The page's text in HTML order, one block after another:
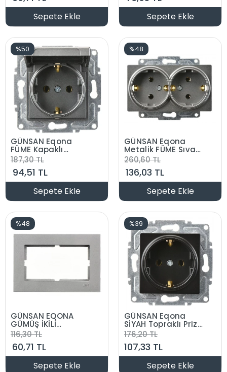
Sepete Ekle Sepete Ekle
%50
GÜNSAN Eqona
FÜME Kapaklı
Topraklı Priz
Düğme+Mekanizma
187,30 TL
94,51 TL
Sepete Ekle
%48
GÜNSAN Eqona
Metalik FÜME Sıva
Altı İkili Topraklı
Priz Düğme +
Mekanizma
260,60 TL
136,03 TL
Sepete Ekle
%48
GÜNSAN EQONA
GÜMÜŞ İKİLİ
TOPRAKLI PRİZ
SIVAALTI ÇERÇEVE
116,30 TL
60,71 TL
Sepete Ekle
%39
GÜNSAN Eqona
SİYAH Topraklı Priz
Düğme +
Mekanizma
176,20 TL
107,33 TL
Sepete Ekle